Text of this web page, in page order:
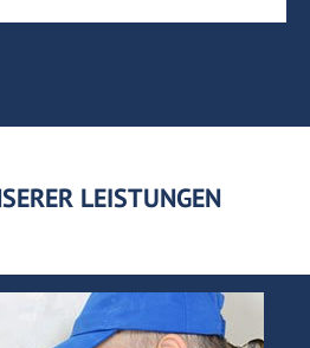
LEISTUNGEN